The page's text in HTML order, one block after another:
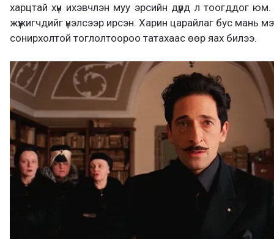
харцтай хүн ихэвчлэн муу эрсийн дүрд л тоогддог
жүжигчдийг үнэлсээр ирсэн. Харин царайлаг бус мань
сонирхолтой тоглолтоороо татахаас өөр яах билээ.